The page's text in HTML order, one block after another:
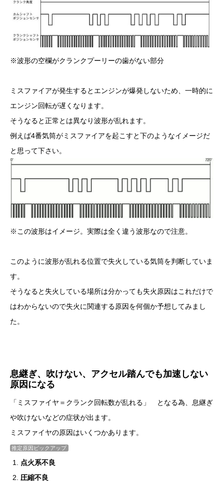
※波形の空欄がクランクプーリーの歯がない部分
ミスファイアが発生するとエンジンが爆発しないため、一時的に
エンジン回転が遅くなります。
そうなると正常とは異なり波形が乱れます。
例えば4番気筒がミスファイアを起こすと下のようなイメージだ
と思って下さい。
※この波形はイメージ。実際は全く違う波形なので注意。
このように波形が乱れる位置で失火している気筒を判断していま
す。
そうなると失火している場所は分かっても失火原因はこれだけで
はわからないので失火に関連する原因を何個か予想してみまし
た。
息継ぎ、吹けない、アクセル踏んでも加速しない
原因になる
「ミスファイヤ＝クランク回転数が乱れる」 となる為、息継ぎ
や吹けないなどの症状が出ます。
ミスファイヤの原因はいくつかあります。
推定原因ピックアップ
点火系不良
圧縮不良